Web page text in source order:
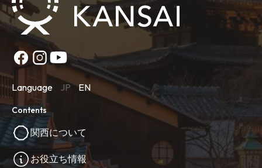
Language JP EN
Contents
関西について
お役立ち情報